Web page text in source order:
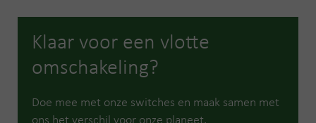
Klaar voor een vlotte
omschakeling?
Doe mee met onze switches en maak samen met